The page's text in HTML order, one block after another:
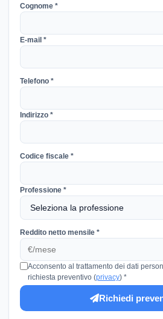
Cognome *
E-mail *
Telefono *
Indirizzo *
Codice fiscale *
Professione *
Reddito netto mensile *
Acconsento al trattamento dei dati
richiesta preventivo (privacy) *
Richiedi